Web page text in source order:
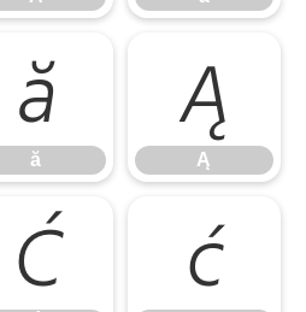
ă
ă
Ą
Ą
Ć ć